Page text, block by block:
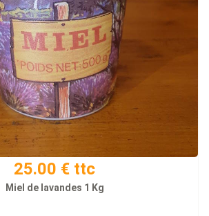
25.00 € ttc
Miel de lavandes 1 Kg